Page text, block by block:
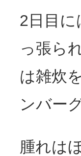
2日目
っ張ら
は雑炊
ンバー
腫れは